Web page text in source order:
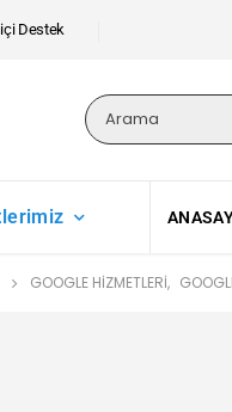
Destek
GOOGLE HIZMETLERI,